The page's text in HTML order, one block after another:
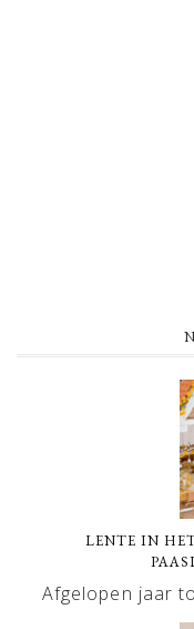
LENTE IN
Afgelopen jaar